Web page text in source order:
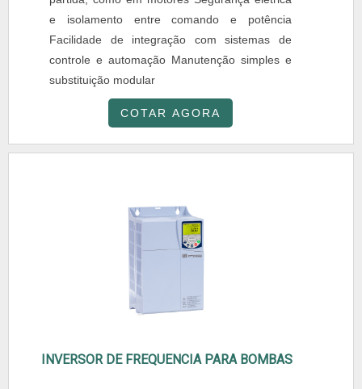
e isolamento entre comando e potência
Facilidade de integração com sistemas de
controle e automação Manutenção simples e
substituição modular
COTAR AGORA
INVERSOR DE FREQUENCIA PARA BOMBAS